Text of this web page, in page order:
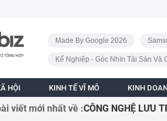
Made By Google 2026
Kế Nghiệp - Góc Nhìn Tài Sản Và
HỘI KINH TẾ VĨ MÔ KINH
viết mới nhất về :CÔNG NGHỆ LƯU